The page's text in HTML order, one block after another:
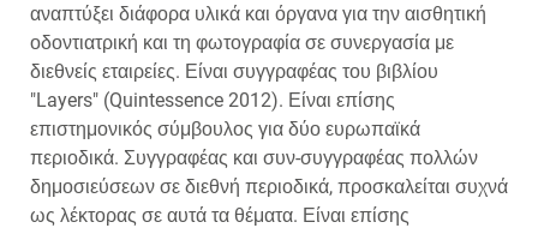
αναπτύξει διάφορα υλικά και όργανα για την αισθητική
οδοντιατρική και τη φωτογραφία σε συνεργασία με
διεθνείς εταιρείες. Είναι συγγραφέας του βιβλίου
"Layers" (Quintessence 2012). Είναι επίσης
επιστημονικός σύμβουλος για δύο ευρωπαϊκά
περιοδικά. Συγγραφέας και συν-συγγραφέας πολλών
δημοσιεύσεων σε διεθνή περιοδικά, προσκαλείται συχνά
ως λέκτορας σε αυτά τα θέματα. Είναι επίσης